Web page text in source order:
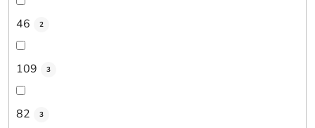
46 2
109 3
82 3